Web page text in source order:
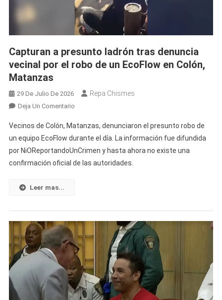
Capturan a presunto ladrón tras denuncia
vecinal por el robo de un EcoFlow en Colón,
Matanzas
29 De Julio De 2026 Repa Chismes
Deja Un ComentarioEn
A
Presunto
Ladrón
Tras
Robo
Un
EcoFlow
En
Colón,
Matanzas
Vecinos de Colón, Matanzas, denunciaron el presunto robo de
un equipo EcoFlow durante el día. La información fue difundida
por NiOReportandoUnCrimen y hasta ahora no existe una
confirmación oficial de las autoridades.
Leer mas...